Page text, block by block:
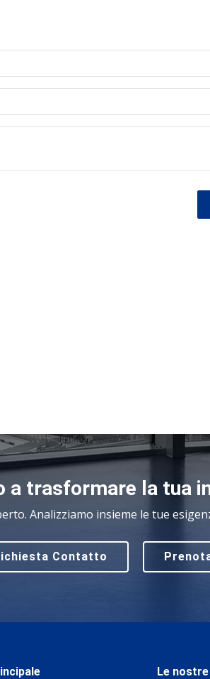
a trasformare la tua
Analizziamo insieme le tue
Contatto
Le